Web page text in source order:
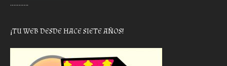
………..
¡TU WEB DESDE HACE SIETE AÑOS!